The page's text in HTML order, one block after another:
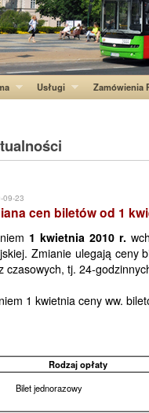
Usługi Zamówienia
09-23
cen biletów od 1
1 kwietnia 2010 r.
Zmianie ulegają ceny
czasowych, tj. 24-
1 kwietnia ceny ww.
Rodzaj opłaty
Bilet jednorazowy